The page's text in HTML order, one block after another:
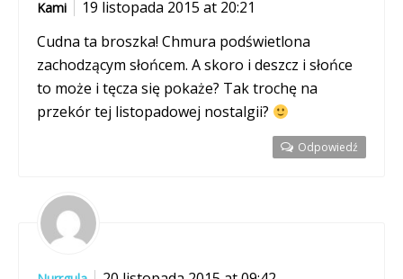
Kami
19 listopada 2015 at 20:21
Cudna ta broszka! Chmura podświetlona
zachodzącym słońcem. A skoro i deszcz i słońce
to może i tęcza się pokaże? Tak trochę na
przekór tej listopadowej nostalgii?
Odpowiedź